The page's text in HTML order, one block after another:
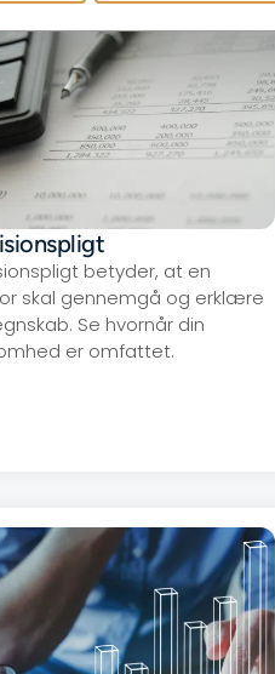
betyder, at en
skal gennemgå og erklære
Se hvornår din
er omfattet.